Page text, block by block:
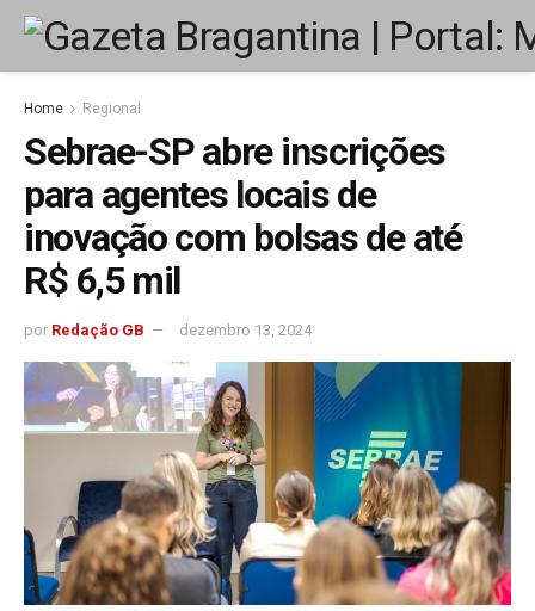
Home Regional
Sebrae-SP abre inscrições
para agentes locais de
inovação com bolsas de até
R$ 6,5 mil
por Redação GB dezembro 13, 2024